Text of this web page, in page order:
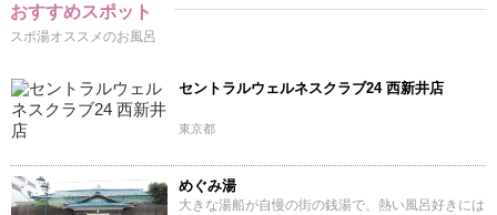
おすすめスポット
スポ湯オススメのお風呂
セントラルウェルネスクラブ24 西新井店
東京都
めぐみ湯
大きな湯船が自慢の街の銭湯で、熱い風呂好きには